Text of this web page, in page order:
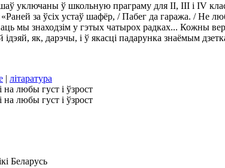
уключаны ў школьную праграму для ІІ, ІІІ і ІV
за ўсіх устаў шафёр, / Пабег да гаража. / Не
мы знаходзім у гэтых чатырох радках... Кожны
ідэяй, як, дарэчы, і ў якасці падарунка знаёмым
| літаратура